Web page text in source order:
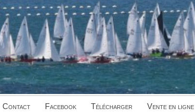
Contact Facebook Télécharger Vente en ligne